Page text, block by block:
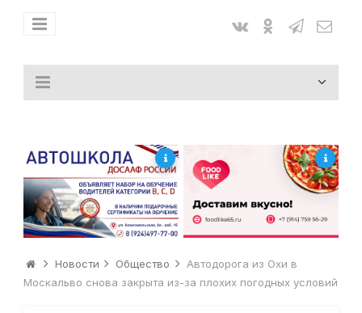
Новости Общество
Автодорога из Охи в
Москальво снова закрыта из-за плохих погодных условий